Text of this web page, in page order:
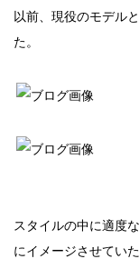
以前、現役のモデル
た。
スタイルの中に適度
にイメージさせてい